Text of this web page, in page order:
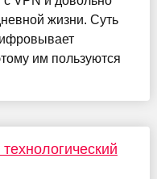
жизни. Суть
им пользуются